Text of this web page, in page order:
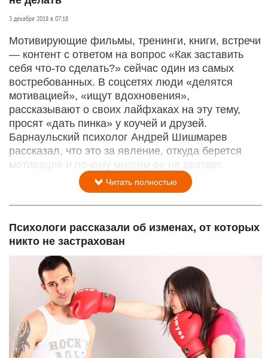
3 декабря 2018 в 07:18
Мотивирующие фильмы, тренинги, книги, встречи
— контент c ответом на вопрос «Как заставить
себя что-то сделать?» сейчас один из самых
востребованных. В соцсетях люди «делятся
мотивацией», «ищут вдохновения»,
рассказывают о своих лайфхаках на эту тему,
просят «дать пинка» у коучей и друзей.
Барнаульский психолог Андрей Шишмарев
рассказал, что это за явление, откуда берется
мотивация и почему многим ее не хватает.
Читать полностью
Психологи рассказали об изменах, от которых
никто не застрахован